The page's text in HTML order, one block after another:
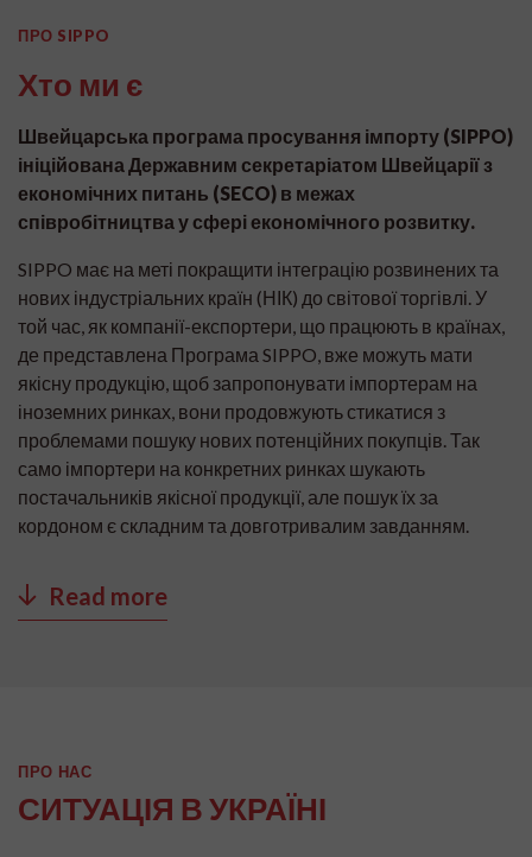
ПРО SIPPO
Хто ми є
Швейцарська програма просування імпорту (SIPPO)
ініційована Державним секретаріатом Швейцарії з
економічних питань (SECO) в межах
співробітництва у сфері економічного розвитку.
SIPPO має на меті покращити інтеграцію розвинених та
нових індустріальних країн (НІК) до світової торгівлі. У
той час, як компанії-експортери, що працюють в країнах,
де представлена Програма SIPPO, вже можуть мати
якісну продукцію, щоб запропонувати імпортерам на
іноземних ринках, вони продовжують стикатися з
проблемами пошуку нових потенційних покупців. Так
само імпортери на конкретних ринках шукають
постачальників якісної продукції, але пошук їх за
кордоном є складним та довготривалим завданням.
Read more
ПРО НАС
СИТУАЦІЯ В УКРАЇНІ